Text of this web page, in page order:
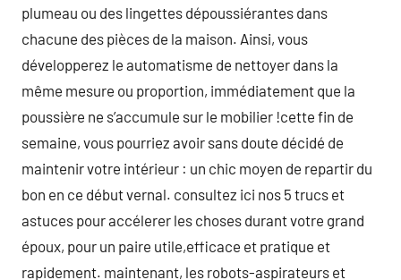
plumeau ou des lingettes dépoussiérantes dans
chacune des pièces de la maison. Ainsi, vous
développerez le automatisme de nettoyer dans la
même mesure ou proportion, immédiatement que la
poussière ne s’accumule sur le mobilier !cette fin de
semaine, vous pourriez avoir sans doute décidé de
maintenir votre intérieur : un chic moyen de repartir du
bon en ce début vernal. consultez ici nos 5 trucs et
astuces pour accélerer les choses durant votre grand
époux, pour un paire utile,efficace et pratique et
rapidement. maintenant, les robots-aspirateurs et